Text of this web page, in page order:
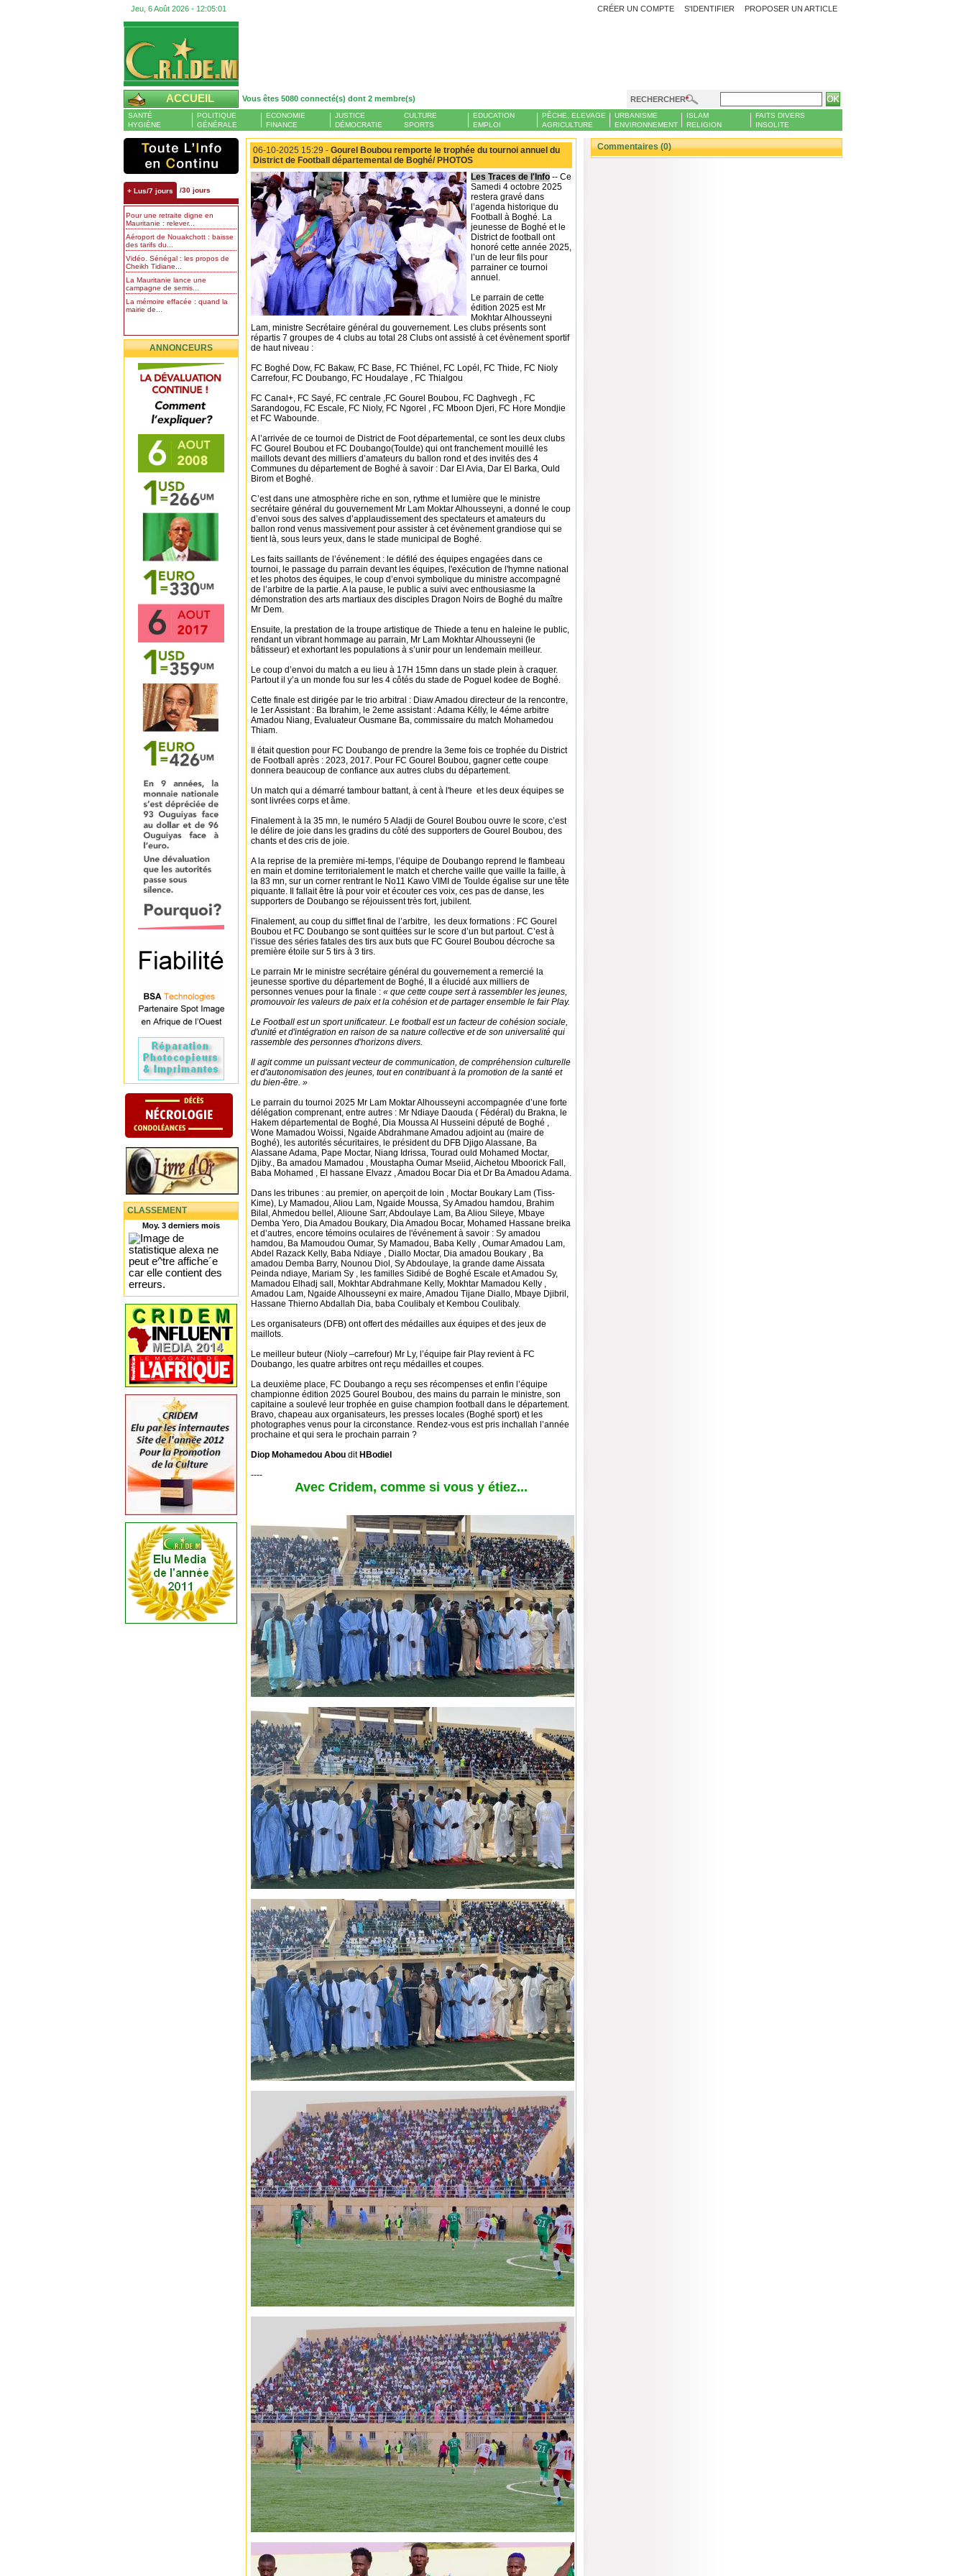
Jeu, 6 Août 2026 - 12:05:02 PROPOSER UN ARTICLE
CRÉER UN COMPTE S'IDENTIFIER
ACCUEIL Vous êtes 5080 connecté(s) dont 2 membre(s) RECHERCHER
SANTÉ
HYGIÈNE
POLITIQUE
GÉNÉRALE
ECONOMIE
FINANCE
JUSTICE
DÉMOCRATIE
CULTURE
SPORTS
EDUCATION
EMPLOI
PÊCHE, ELEVAGE
AGRICULTURE
URBANISME
ENVIRONNEMENT
ISLAM
RELIGION
FAITS DIVERS
INSOLITE
+ Lus/7 jours /30 jours
Pour une retraite digne en
Mauritanie : relever...
Aéroport de Nouakchott : baisse
des tarifs du...
Vidéo. Sénégal : les propos de
Cheikh Tidiane...
La Mauritanie lance une
campagne de semis...
La mémoire effacée : quand la
mairie de...
ANNONCEURS
CLASSEMENT
Moy. 3 derniers mois
06-10-2025 15:29 - Gourel Boubou remporte le trophée du tournoi annuel du
District de Football départemental de Boghé/ PHOTOS
Les Traces de l'Info -- Ce
Samedi 4 octobre 2025
restera gravé dans
l’agenda historique du
Football à Boghé. La
jeunesse de Boghé et le
District de football ont
honoré cette année 2025,
l’un de leur fils pour
parrainer ce tournoi
annuel.
Le parrain de cette
édition 2025 est Mr
Mokhtar Alhousseyni
Lam, ministre Secrétaire général du gouvernement. Les clubs présents sont
répartis 7 groupes de 4 clubs au total 28 Clubs ont assisté à cet évènement sportif
de haut niveau :
FC Boghé Dow, FC Bakaw, FC Base, FC Thiénel, FC Lopél, FC Thide, FC Nioly
Carrefour, FC Doubango, FC Houdalaye , FC Thialgou
FC Canal+, FC Sayé, FC centrale ,FC Gourel Boubou, FC Daghvegh , FC
Sarandogou, FC Escale, FC Nioly, FC Ngorel , FC Mboon Djeri, FC Hore Mondjie
et FC Wabounde.
A l’arrivée de ce tournoi de District de Foot départemental, ce sont les deux clubs
FC Gourel Boubou et FC Doubango(Toulde) qui ont franchement mouillé les
maillots devant des milliers d’amateurs du ballon rond et des invités des 4
Communes du département de Boghé à savoir : Dar El Avia, Dar El Barka, Ould
Birom et Boghé.
C’est dans une atmosphère riche en son, rythme et lumière que le ministre
secrétaire général du gouvernement Mr Lam Moktar Alhousseyni, a donné le coup
d’envoi sous des salves d’applaudissement des spectateurs et amateurs du
ballon rond venus massivement pour assister à cet évènement grandiose qui se
tient là, sous leurs yeux, dans le stade municipal de Boghé.
Les faits saillants de l’événement : le défilé des équipes engagées dans ce
tournoi, le passage du parrain devant les équipes, l'exécution de l'hymne national
et les photos des équipes, le coup d’envoi symbolique du ministre accompagné
de l’arbitre de la partie. A la pause, le public a suivi avec enthousiasme la
démonstration des arts martiaux des disciples Dragon Noirs de Boghé du maître
Mr Dem.
Ensuite, la prestation de la troupe artistique de Thiede a tenu en haleine le public,
rendant un vibrant hommage au parrain, Mr Lam Mokhtar Alhousseyni (le
bâtisseur) et exhortant les populations à s’unir pour un lendemain meilleur.
Le coup d’envoi du match a eu lieu à 17H 15mn dans un stade plein à craquer.
Partout il y’a un monde fou sur les 4 côtés du stade de Poguel kodee de Boghé.
Cette finale est dirigée par le trio arbitral : Diaw Amadou directeur de la rencontre,
le 1er Assistant : Ba Ibrahim, le 2eme assistant : Adama Kélly, le 4éme arbitre
Amadou Niang, Evaluateur Ousmane Ba, commissaire du match Mohamedou
Thiam.
Il était question pour FC Doubango de prendre la 3eme fois ce trophée du District
de Football après : 2023, 2017. Pour FC Gourel Boubou, gagner cette coupe
donnera beaucoup de confiance aux autres clubs du département.
Un match qui a démarré tambour battant, à cent à l'heure et les deux équipes se
sont livrées corps et âme.
Finalement à la 35 mn, le numéro 5 Aladji de Gourel Boubou ouvre le score, c’est
le délire de joie dans les gradins du côté des supporters de Gourel Boubou, des
chants et des cris de joie.
A la reprise de la première mi-temps, l’équipe de Doubango reprend le flambeau
en main et domine territorialement le match et cherche vaille que vaille la faille, à
la 83 mn, sur un corner rentrant le No11 Kawo VIMI de Toulde égalise sur une tête
piquante. Il fallait être là pour voir et écouter ces voix, ces pas de danse, les
supporters de Doubango se réjouissent très fort, jubilent.
Finalement, au coup du sifflet final de l’arbitre, les deux formations : FC Gourel
Boubou et FC Doubango se sont quittées sur le score d’un but partout. C’est à
l’issue des séries fatales des tirs aux buts que FC Gourel Boubou décroche sa
première étoile sur 5 tirs à 3 tirs.
Le parrain Mr le ministre secrétaire général du gouvernement a remercié la
jeunesse sportive du département de Boghé, Il a élucidé aux milliers de
personnes venues pour la finale : « que cette coupe sert à rassembler les jeunes,
promouvoir les valeurs de paix et la cohésion et de partager ensemble le fair Play.
Le Football est un sport unificateur. Le football est un facteur de cohésion sociale,
d'unité et d'intégration en raison de sa nature collective et de son universalité qui
rassemble des personnes d'horizons divers.
Il agit comme un puissant vecteur de communication, de compréhension culturelle
et d'autonomisation des jeunes, tout en contribuant à la promotion de la santé et
du bien-être. »
Le parrain du tournoi 2025 Mr Lam Moktar Alhousseyni accompagnée d’une forte
délégation comprenant, entre autres : Mr Ndiaye Daouda ( Fédéral) du Brakna, le
Hakem départemental de Boghé, Dia Moussa Al Husseini député de Boghé ,
Wone Mamadou Woissi, Ngaide Abdrahmane Amadou adjoint au (maire de
Boghé), les autorités sécuritaires, le président du DFB Djigo Alassane, Ba
Alassane Adama, Pape Moctar, Niang Idrissa, Tourad ould Mohamed Moctar,
Djiby., Ba amadou Mamadou , Moustapha Oumar Mseiid, Aichetou Mboorick Fall,
Baba Mohamed , El hassane Elvazz , Amadou Bocar Dia et Dr Ba Amadou Adama.
Dans les tribunes : au premier, on aperçoit de loin , Moctar Boukary Lam (Tiss-
Kime), Ly Mamadou, Aliou Lam, Ngaide Moussa, Sy Amadou hamdou, Brahim
Bilal, Ahmedou bellel, Alioune Sarr, Abdoulaye Lam, Ba Aliou Sileye, Mbaye
Demba Yero, Dia Amadou Boukary, Dia Amadou Bocar, Mohamed Hassane breika
et d’autres, encore témoins oculaires de l'événement à savoir : Sy amadou
hamdou, ⁠Ba Mamoudou Oumar, ⁠Sy Mamadou, ⁠Baba Kelly , ⁠Oumar Amadou Lam,
Abdel Razack Kelly, ⁠Baba Ndiaye , ⁠Diallo Moctar, Dia amadou Boukary , Ba
amadou Demba Barry, Nounou Diol, Sy Abdoulaye, la grande dame Aissata
Peinda ndiaye, Mariam Sy , les familles Sidibé de Boghé Escale et Amadou Sy,
Mamadou Elhadj sall, Mokhtar Abdrahmane Kelly, Mokhtar Mamadou Kelly ,
Amadou Lam, Ngaide Alhousseyni ex maire, Amadou Tijane Diallo, Mbaye Djibril,
Hassane Thierno Abdallah Dia, baba Coulibaly et Kembou Coulibaly.
Les organisateurs (DFB) ont offert des médailles aux équipes et des jeux de
maillots.
Le meilleur buteur (Nioly –carrefour) Mr Ly, l’équipe fair Play revient à FC
Doubango, les quatre arbitres ont reçu médailles et coupes.
La deuxième place, FC Doubango a reçu ses récompenses et enfin l’équipe
championne édition 2025 Gourel Boubou, des mains du parrain le ministre, son
capitaine a soulevé leur trophée en guise champion football dans le département.
Bravo, chapeau aux organisateurs, les presses locales (Boghé sport) et les
photographes venus pour la circonstance. Rendez-vous est pris inchallah l’année
prochaine et qui sera le prochain parrain ?
Diop Mohamedou Abou dit HBodiel
----
Avec Cridem, comme si vous y étiez...
Commentaires (0)